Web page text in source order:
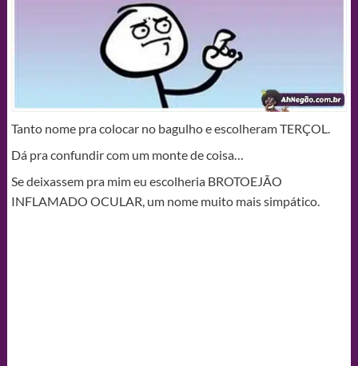
Tanto nome pra colocar no bagulho e escolheram TERÇOL.
Dá pra confundir com um monte de coisa…
Se deixassem pra mim eu escolheria BROTOEJÃO
INFLAMADO OCULAR, um nome muito mais simpático.